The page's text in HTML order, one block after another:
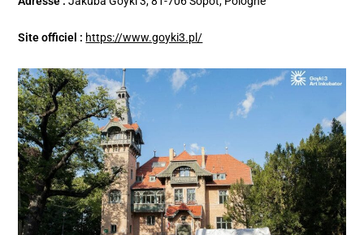
Site officiel : https://www.goyki3.pl/